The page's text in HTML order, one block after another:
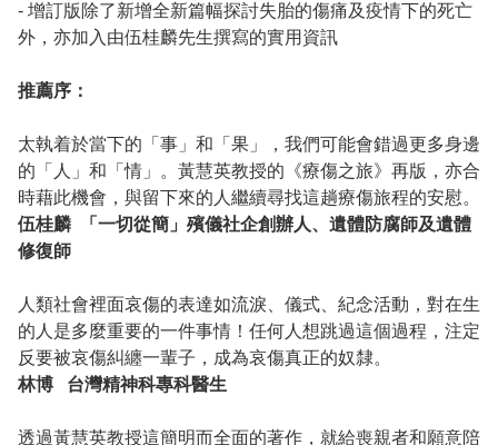
- 增訂版除了新增全新篇幅探討失胎的傷痛及疫情下的死亡
外，亦加入由伍桂麟先生撰寫的實用資訊
推薦序：
太執着於當下的「事」和「果」，我們可能會錯過更多身邊
的「人」和「情」。黃慧英教授的‌《療傷之旅‌》再版‌，亦合
時‌藉此機會，與‌留下來的人‌繼續尋‌找這趟療傷旅程‌的安慰‌。
伍桂麟 「一切從簡」殯儀社企創辦人、遺體防腐師及遺體
修復師
人類社會裡面哀傷的表達如流淚、儀式、紀念活動，對在生
的人是多麼重要的一件事情！任何人想跳過這個過程，注定
反要被哀傷糾纏一輩子，成為哀傷真正的奴隸。
林博 台灣精神科專科醫生
透過黃慧英教授這簡明而全面的著作，就給喪親者和願意陪